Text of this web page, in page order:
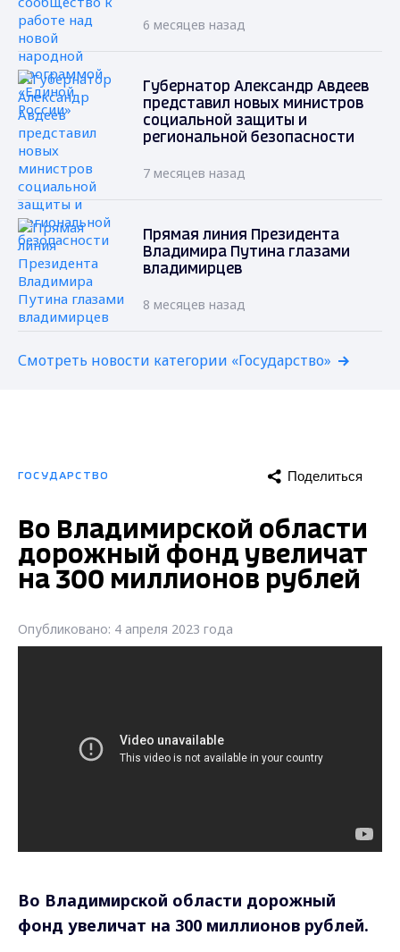
6 месяцев назад
Губернатор Александр Авдеев
представил новых министров
социальной защиты и
региональной безопасности
7 месяцев назад
Прямая линия Президента
Владимира Путина глазами
владимирцев
8 месяцев назад
Смотреть новости категории «Государство»
ГОСУДАРСТВО Поделиться
Во Владимирской области
дорожный фонд увеличат
на 300 миллионов рублей
Опубликовано: 4 апреля 2023 года
Во Владимирской области дорожный
фонд увеличат на 300 миллионов рублей.